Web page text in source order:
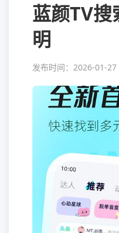
蓝颜TV
明
发布时间：2026-01-27